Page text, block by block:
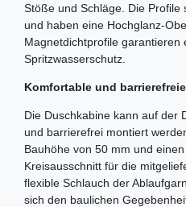
Stöße und Schläge. Die Profile
und haben eine Hochglanz-
Magnetdichtprofile garantieren
Spritzwasserschutz.
Komfortable und
Die Duschkabine kann auf der
und barrierefrei montiert
Bauhöhe von 50 mm und
Kreisausschnitt für die
flexible Schlauch der
sich den baulichen